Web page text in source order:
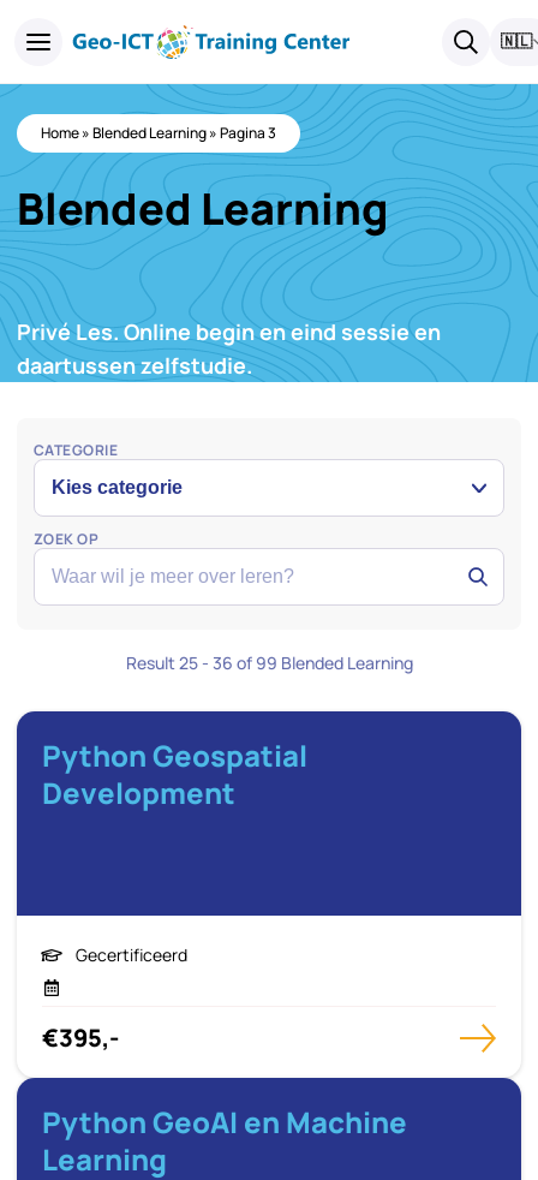
🇳🇱
Home»Blended Learning»Pagina 3
Blended Learning
Privé Les. Online begin en eind sessie en
daartussen zelfstudie.
CATEGORIE
ZOEK OP
Result 25 - 36 of 99 Blended Learning
Python Geospatial
Development
Gecertificeerd
€395,-
Python GeoAI en Machine
Learning